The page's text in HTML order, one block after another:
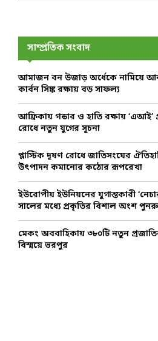
f
r
সাম্প্রতিক সংবাদ
আমাজন বন উজাড় অর্ধেকে নামিয়ে
কার্বন সিঙ্ক রক্ষায় বড় সাফল্য
আফ্রিকায় গন্ডার ও হাতি রক্ষায় ‘এআই’
রোধে নতুন যুগের সূচনা
প্লাস্টিক দূষণ রোধে জাতিসংঘের
উৎপাদন কমানোর কঠোর রূপরেখা
ইউরোপীয় ইউনিয়নের যুগান্তকারী
সালের মধ্যে প্রকৃতির বিশাল অংশ
মেকং অববাহিকায় ৩৮০টি নতুন
বিস্ময়ে ভরপুর